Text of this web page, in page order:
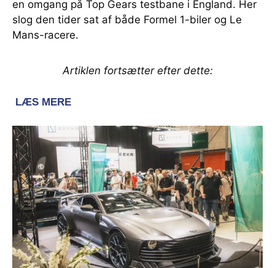
en omgang på Top Gears testbane i England. Her
slog den tider sat af både Formel 1-biler og Le
Mans-racere.
Artiklen fortsætter efter dette: